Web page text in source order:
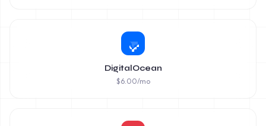
DigitalOcean
$6.00/mo